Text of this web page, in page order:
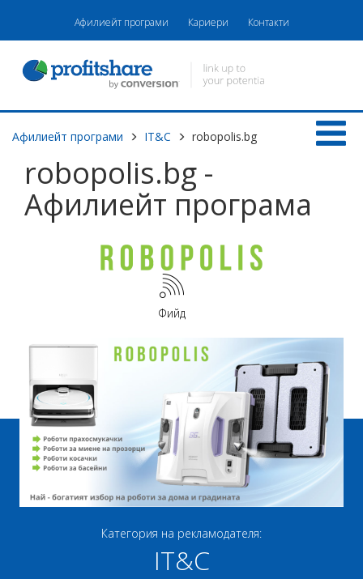
Афилиейт програми Кариери Контакти
Афилиейт програми IT&C robopolis.bg
robopolis.bg -
Афилиейт програма
Фийд
Категория на рекламодателя:
IT&C